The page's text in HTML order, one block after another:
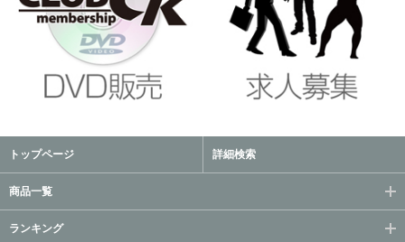
トップページ 詳細検索
商品一覧
ランキング